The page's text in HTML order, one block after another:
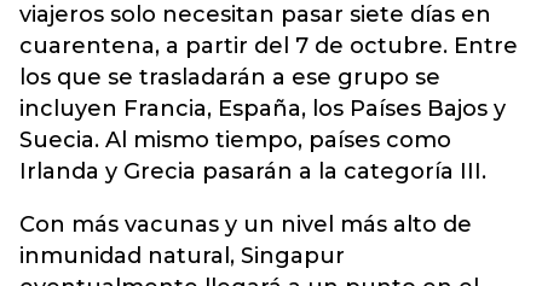
viajeros solo necesitan pasar siete días en
cuarentena, a partir del 7 de octubre. Entre
los que se trasladarán a ese grupo se
incluyen Francia, España, los Países Bajos y
Suecia. Al mismo tiempo, países como
Irlanda y Grecia pasarán a la categoría III.
Con más vacunas y un nivel más alto de
inmunidad natural, Singapur